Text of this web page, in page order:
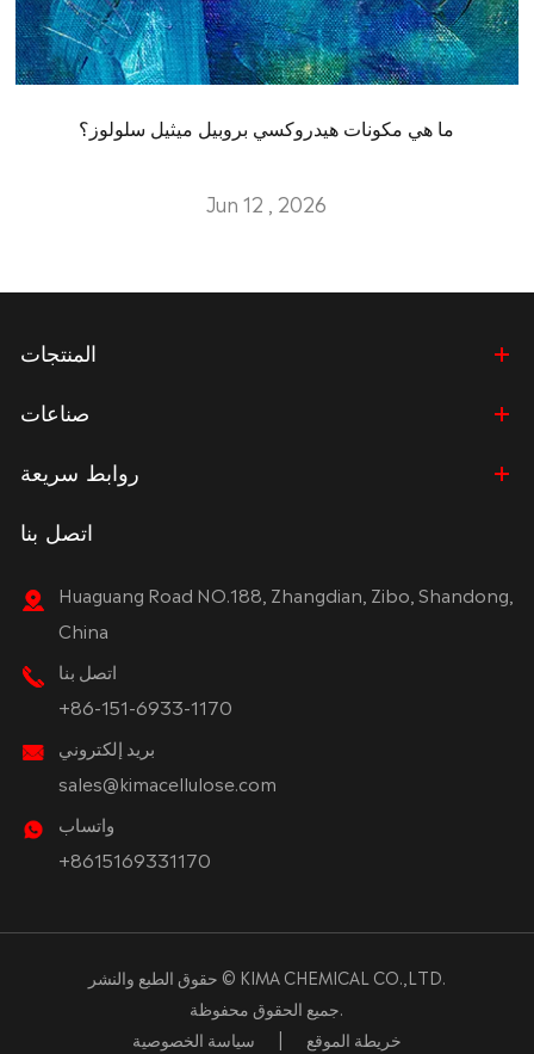
ما هي مكونات هيدروكسي بروبيل ميثيل سلولوز؟
Jun 12 , 2026
المنتجات
صناعات
روابط سريعة
اتصل بنا
Huaguang Road NO.188, Zhangdian, Zibo, Shandong,
China
اتصل بنا
+86-151-6933-1170
بريد إلكتروني
sales@kimacellulose.com
واتساب
+8615169331170
حقوق الطبع والنشر © KIMA CHEMICAL CO.,LTD.
خريطة الموقع
| سياسة الخصوصية